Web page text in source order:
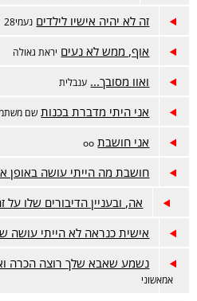
זה לא יהיה אישיו לילדים נעמי28
אוף, ממש לא נעים יראת גאולה
ואוו מסובך... ענבלית
אני היתי מדברת בכנות שם
אני חושבת oo
חושבת מה הייתי עושה באופן
אה, ובעניין הדיבורים שלו
אישית כנראה לא הייתי עושה
נשמע שאבא שלך רוצה הכרה
אמאשוני